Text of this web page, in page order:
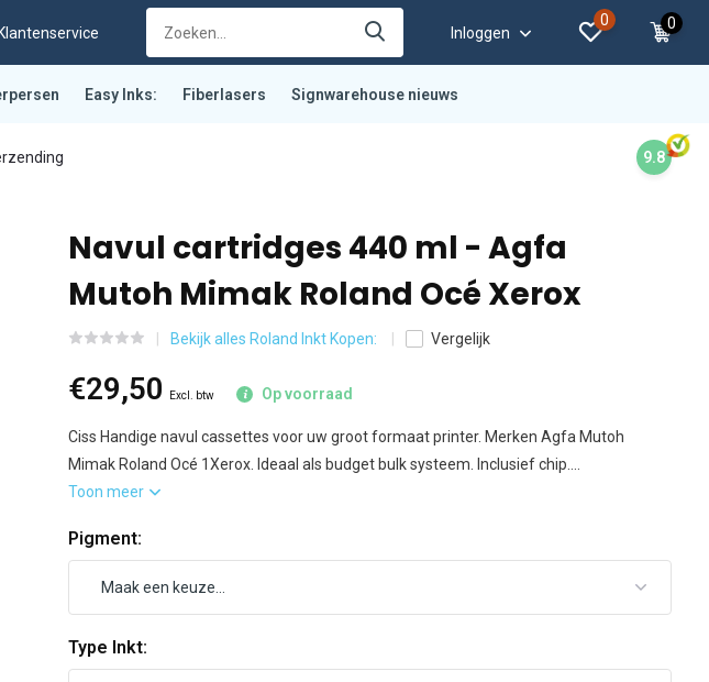
Inloggen
0 0
Easy Inks: Fiberlasers Signwarehouse nieuws
9.8
Navul cartridges 440 ml - Agfa
Mutoh Mimak Roland Océ Xerox
Bekijk alles Roland Inkt Kopen: Vergelijk
€29,50 Excl. btw Op voorraad
Ciss Handige navul cassettes voor uw groot formaat printer. Merken Agfa Mutoh
Mimak Roland Océ 1Xerox. Ideaal als budget bulk systeem. Inclusief chip....
Toon meer
Pigment:
Type Inkt: